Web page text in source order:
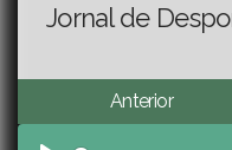
Jornal de
Anterior